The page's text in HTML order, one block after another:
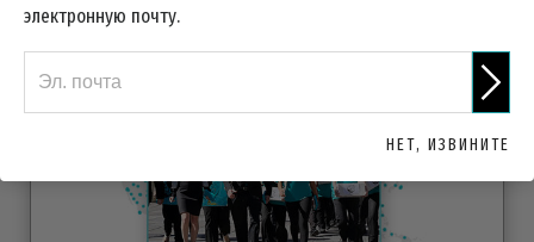
электронную почту.
НЕТ, ИЗВИНИТЕ